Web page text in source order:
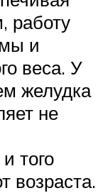
работу
и
веса. У
желудка
не
того
возраста.